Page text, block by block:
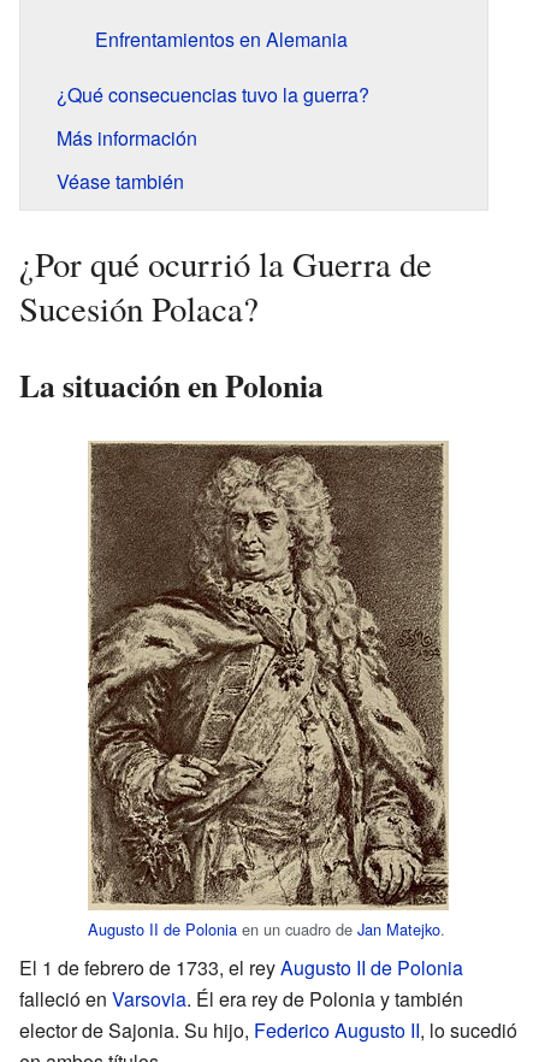
Enfrentamientos en Alemania
¿Qué consecuencias tuvo la guerra?
Más información
Véase también
¿Por qué ocurrió la Guerra de
Sucesión Polaca?
La situación en Polonia
Augusto II de Polonia en un cuadro de Jan Matejko.
El 1 de febrero de 1733, el reyAugusto II de Polonia
falleció en Varsovia. Él era rey de Polonia y también
elector de Sajonia. Su hijo, Federico Augusto II, lo sucedió